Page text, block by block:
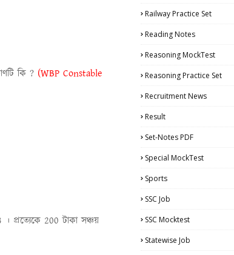
কি ? (WBP Constable
200 টাকা সঞ্চয়
Railway Practice Set
Reading Notes
Reasoning MockTest
Reasoning Practice Set
Recruitment News
Result
Set-Notes PDF
Special MockTest
Sports
SSC Job
SSC Mocktest
Statewise Job